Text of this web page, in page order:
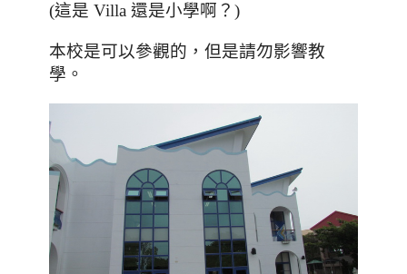
(這是 Villa 還是小學啊？)
本校是可以參觀的 ，但是請勿影響教
學。